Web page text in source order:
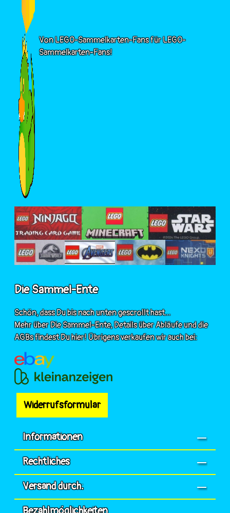
Von LEGO-Sammelkarten-Fans für LEGO-
Sammelkarten-Fans!
Die Sammel-Ente
Schön, dass Du bis nach unten gescrollt hast...
Mehr über Die Sammel-Ente, Details über Abläufe und die
AGBs findest Du hier! Übrigens verkaufen wir auch bei:
Widerrufsformular
Informationen
Rechtliches
Versand durch: